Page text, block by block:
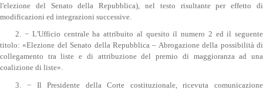
l'elezione del Senato della Repubblica), nel testo risultante per effetto di
modificazioni ed integrazioni successive.
2. − L'Ufficio centrale ha attribuito al quesito il numero 2 ed il seguente
titolo: «Elezione del Senato della Repubblica – Abrogazione della possibilità di
collegamento tra liste e di attribuzione del premio di maggioranza ad una
coalizione di liste».
3. − Il Presidente della Corte costituzionale, ricevuta comunicazione